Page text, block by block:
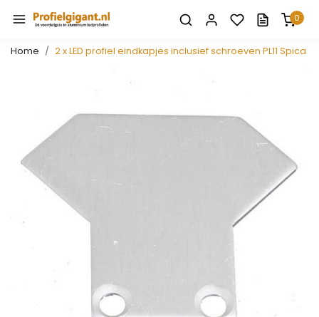
0
Home 2 x LED profiel eindkapjes inclusief schroeven PL11 Spica